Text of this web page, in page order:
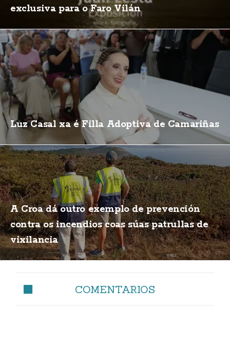
exclusiva para o Faro Vilán
Luz Casal xa é Filla Adoptiva de Camariñas
A Croa dá outro exemplo de prevención
contra os incendios coas súas patrullas de
vixilancia
COMENTARIOS